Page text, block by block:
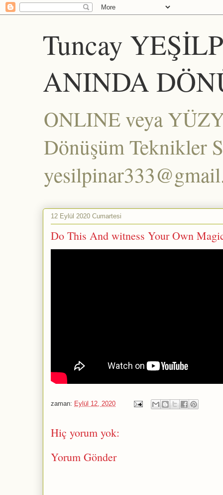
Tuncay
ANINDA
ONLINE veya
Dönüşüm Teknikler
12 Eylül 2020 Cumartesi
Do This And witness Your Own
zaman: Eylül 12, 2020
Hiç yorum yok:
Yorum Gönder